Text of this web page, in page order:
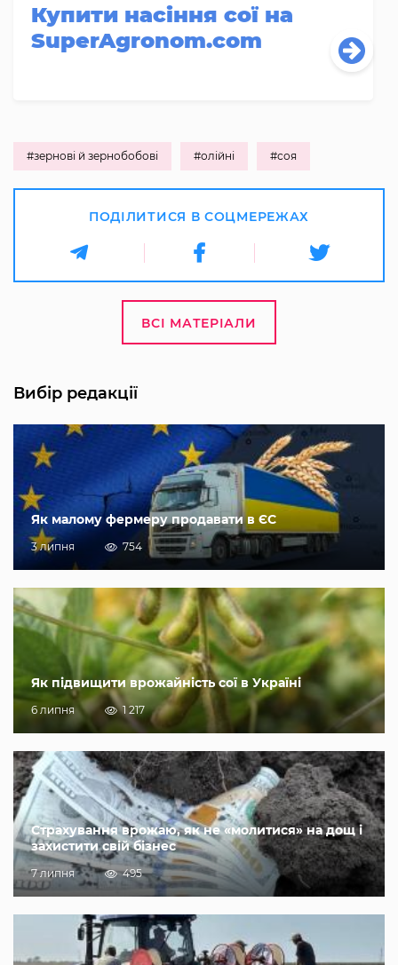
Купити насіння сої на
SuperAgronom.com
#зернові й зернобобові #олійні #соя
ПОДІЛИТИСЯ В СОЦМЕРЕЖАХ
ВСІ МАТЕРІАЛИ
Вибір редакції
Як малому фермеру продавати в ЄС
3 липня 754
Як підвищити врожайність сої в Україні
6 липня 1 217
Страхування врожаю, як не «молитися» на дощ і
захистити свій бізнес
7 липня 495